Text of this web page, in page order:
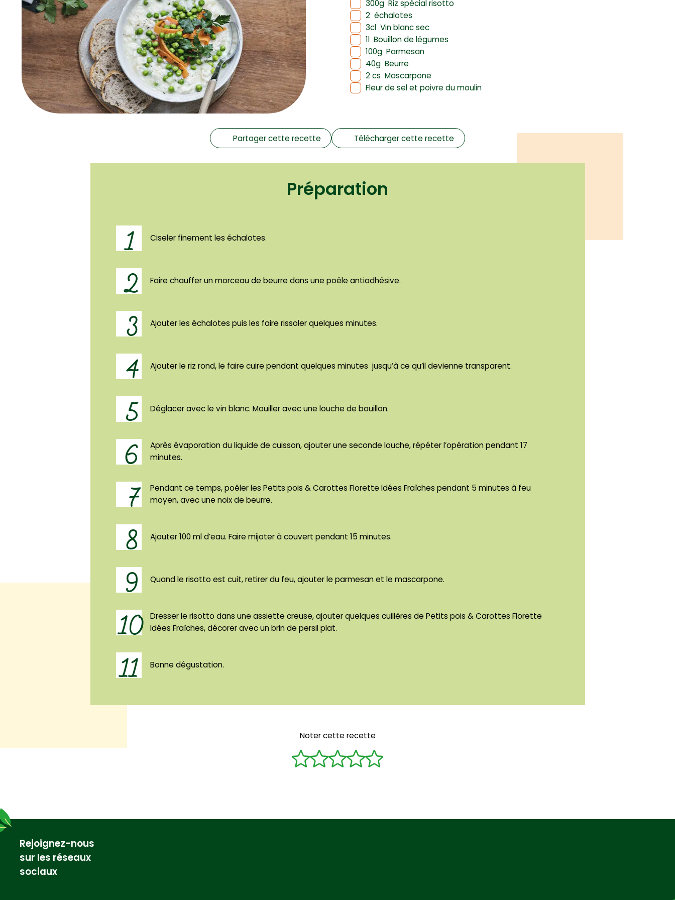
300g Riz spécial risotto
2 échalotes
3cl Vin blanc sec
1l Bouillon de légumes
100g Parmesan
40g Beurre
2 cs Mascarpone
Fleur de sel et poivre du moulin
Partager cette recette Télécharger cette recette
Préparation
1 Ciseler finement les échalotes.
2 Faire chauffer un morceau de beurre dans une poêle antiadhésive.
3 Ajouter les échalotes puis les faire rissoler quelques minutes.
4 Ajouter le riz rond, le faire cuire pendant quelques minutes jusqu’à ce qu’il devienne transparent.
5 Déglacer avec le vin blanc. Mouiller avec une louche de bouillon.
6
Après évaporation du liquide de cuisson, ajouter une seconde louche, répéter l’opération pendant 17
minutes.
7
Pendant ce temps, poêler les Petits pois & Carottes Florette Idées Fraîches pendant 5 minutes à feu
moyen, avec une noix de beurre.
8 Ajouter 100 ml d’eau. Faire mijoter à couvert pendant 15 minutes.
9 Quand le risotto est cuit, retirer du feu, ajouter le parmesan et le mascarpone.
10
Dresser le risotto dans une assiette creuse, ajouter quelques cuillères de Petits pois & Carottes Florette
Idées Fraîches, décorer avec un brin de persil plat.
11 Bonne dégustation.
Noter cette recette
Rejoignez-nous
sur les réseaux
sociaux